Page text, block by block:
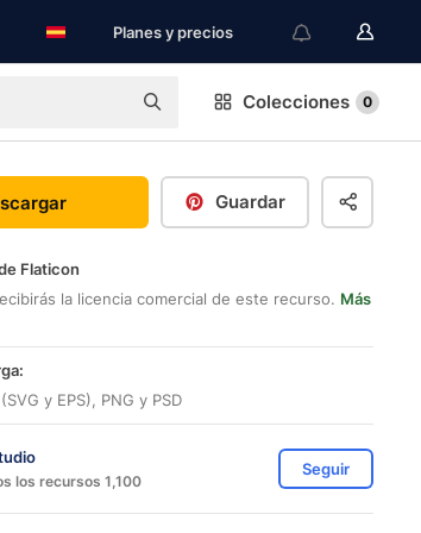
Planes y precios
Colecciones 0
Guardar
Flaticon
la licencia comercial de este recurso. Más
y EPS), PNG y PSD
los recursos 1,100
Seguir